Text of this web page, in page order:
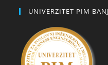
UNIVERZITET PIM